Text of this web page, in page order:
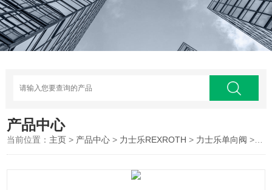
产品中心
当前位置： 主页 > 产品中心 > 力士乐REXROTH > 力士乐单向阀 >REXROTH/德国力士乐原装单向阀